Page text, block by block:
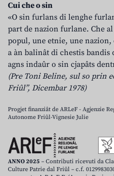
Cui che o sin
«O sin furlans di lenghe
part de nazion furlane. Che
popul, une etnie, une
a àn balinât di chestis
agns indaûr o sin cjapâts
(Pre Toni Beline, sul so prin
Friûl”, Dicembar 1978)
Progjet finanziât de ARLeF - Agjenzie
Autonome Friûl-Vignesie Julie
ANNO 2025 – Contributi ricevuti da
Culture Patrie dal Friûl – c.f.